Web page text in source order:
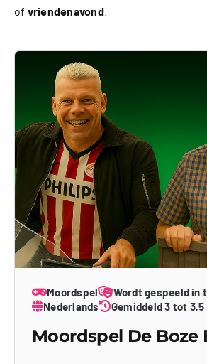
of vriendenavond.
Moordspel
Wordt gespeeld in
Nederlands
Gemiddeld 3 tot 3,5
Moordspel De Boze